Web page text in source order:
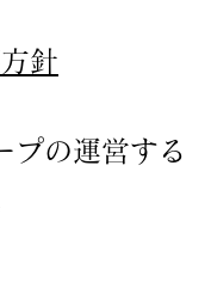
針
プの運営する